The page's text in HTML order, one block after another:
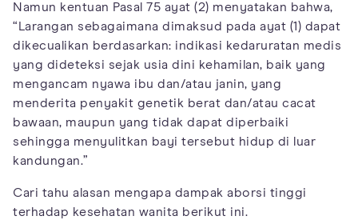
Namun kentuan Pasal 75 ayat (2) menyatakan bahwa,
“Larangan sebagaimana dimaksud pada ayat (1) dapat
dikecualikan berdasarkan: indikasi kedaruratan medis
yang dideteksi sejak usia dini kehamilan, baik yang
mengancam nyawa ibu dan/atau janin, yang
menderita penyakit genetik berat dan/atau cacat
bawaan, maupun yang tidak dapat diperbaiki
sehingga menyulitkan bayi tersebut hidup di luar
kandungan.”
Cari tahu alasan mengapa dampak aborsi tinggi
terhadap kesehatan wanita berikut ini.